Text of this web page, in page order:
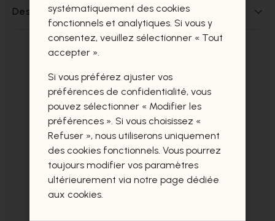
Des questions sur ce produit?
Ces produits vous intéresseront
certainement aussi.
systématiquement des cookies
fonctionnels et analytiques. Si vous y
consentez, veuillez sélectionner « Tout
accepter ».
Si vous préférez ajuster vos
préférences de confidentialité, vous
pouvez sélectionner « Modifier les
préférences ». Si vous choisissez «
Refuser », nous utiliserons uniquement
des cookies fonctionnels. Vous pourrez
toujours modifier vos paramètres
ultérieurement via notre page dédiée
aux cookies.